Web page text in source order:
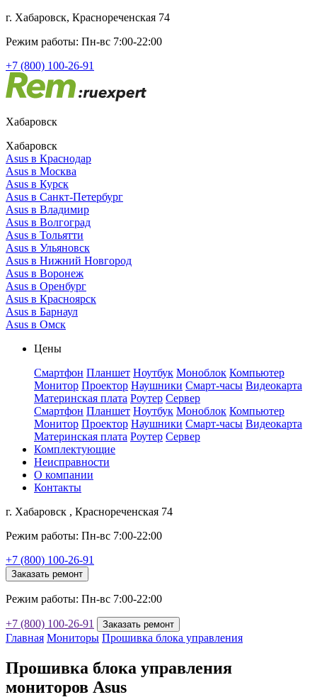
г. Хабаровск, Краснореченская 74
Режим работы: Пн-вс 7:00-22:00
+7 (800) 100-26-91
Хабаровск
Хабаровск
Asus в Краснодар
Asus в Москва
Asus в Курск
Asus в Санкт-Петербург
Asus в Владимир
Asus в Волгоград
Asus в Тольятти
Asus в Ульяновск
Asus в Нижний Новгород
Asus в Воронеж
Asus в Оренбург
Asus в Красноярск
Asus в Барнаул
Asus в Омск
Цены
Смартфон Планшет Ноутбук Моноблок Компьютер
Монитор Проектор Наушники Смарт-часы Видеокарта
Материнская плата Роутер Сервер
Смартфон Планшет Ноутбук Моноблок Компьютер
Монитор Проектор Наушники Смарт-часы Видеокарта
Материнская плата Роутер Сервер
Комплектующие
Неисправности
О компании
Контакты
г. Хабаровск , Краснореченская 74
Режим работы: Пн-вс 7:00-22:00
+7 (800) 100-26-91
Заказать ремонт
Режим работы: Пн-вс 7:00-22:00
+7 (800) 100-26-91 Заказать ремонт
Главная Мониторы Прошивка блока управления
Прошивка блока управления
мониторов Asus